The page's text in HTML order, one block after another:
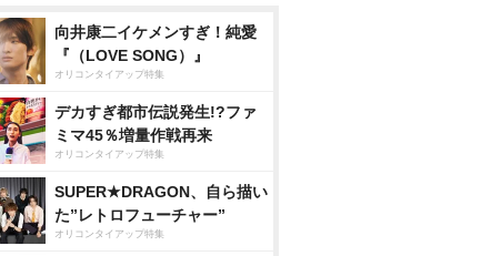
向井康二イケメンすぎ！純愛
『（LOVE SONG）』
オリコンタイアップ特集
デカすぎ都市伝説発生!?ファ
ミマ45％増量作戦再来
オリコンタイアップ特集
SUPER★DRAGON、自ら描い
た”レトロフューチャー”
オリコンタイアップ特集